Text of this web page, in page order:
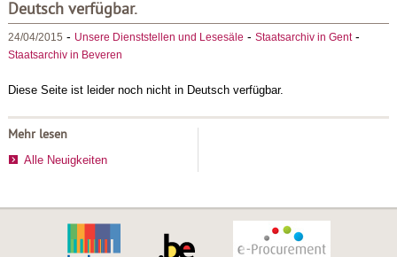
Deutsch verfügbar.
24/04/2015 - Unsere Dienststellen und Lesesäle - Staatsarchiv in Gent-
Staatsarchiv in Beveren
Diese Seite ist leider noch nicht in Deutsch verfügbar.
Mehr lesen
Alle Neuigkeiten